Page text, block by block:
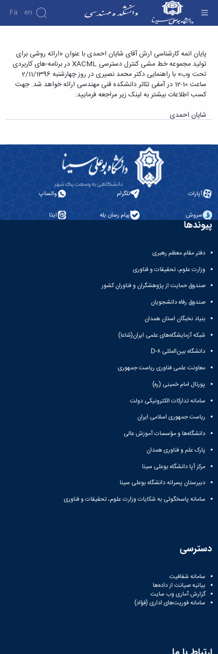
Fa En
دانشکده
درباره
دانشکده
تاریخچه
ریاست
دانشکده
آلبوم
عکس
معاونت
معاونت
تحصیلات
تکمیلی
پژوهش
نشریات
پایان انمه کارشناسی ارش آقای شایان احمدی با
عنوان «ارائه روشی برای تولید مجموعه خط مشی
کنترل دسترسی XACML در برنامه-های کاربردی
تحت وب» - دانشکده فنی و مهندسی
پایان انمه کارشناسی ارش آقای شایان احمدی با عنوان «ارائه روشی برای
تولید مجموعه خط مشی کنترل دسترسی XACML در برنامه-های کاربردی
تحت وب» با راهنمایی دکتر محمد نصیری در روز چهارشنبه 2/11/1396
ساعت 10-12 در آمفی تئاتر دانشکده فنی مهندسی ارائه خواهد شد. جهت
کسب اطلاعات بیشتر به لینک زیر مراجعه فرمایید:
شایان احمدی
آپارات تلگرام واتساپ
سروش پیام رسان بله ایتا
پیوندها
دفتر مقام معظم رهبری
وزارت علوم، تحقیقات و فناوری
صندوق حمایت از پژوهشگران و فناوران کشور
صندوق رفاه دانشجویان
بنیاد نخبگان استان همدان
شبکه آزمایشگاه‌های علمی ایران(شاعا)
دانشگاه بین‌المللی D-۸
معاونت علمی فناوری ریاست جمهوری
پورتال امام خمینی (ره)
سامانه تدارکات الکترونیکی دولت
ریاست جمهوری اسلامی ایران
دانشگاه‌ها و مؤسسات آموزش عالی
پارک علم و فناوری همدان
مرکز آپا دانشگاه بوعلی سینا
دبیرستان پسرانه دانشگاه بوعلی سینا
سامانه پاسخگوئی به شکایات وزارت علوم، تحقیقات و فناوری
دسترسی
سامانه شفافیت
بیانیه صیانت از داده‌ها
گزارش آماری وب‌ سایت
سامانه فوریت‌های اداری (فؤاد)